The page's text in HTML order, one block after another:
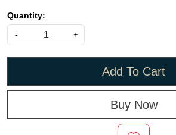
Quantity:
- +
Add To Cart
Buy Now